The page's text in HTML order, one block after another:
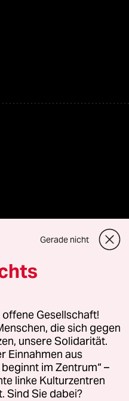
GmbH
Fragen oder für Genehmigungen
Kommune-Richtlinien
Impressum AGB
Gerade nicht
Gesellschaft!
die sich gegen
unsere Solidarität.
Einnahmen aus
im Zentrum“ –
linke Kulturzentren
Sind Sie dabei?